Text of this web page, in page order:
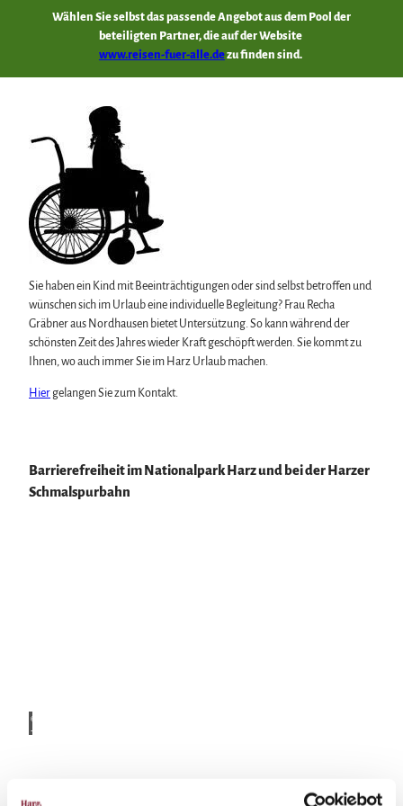
Wählen Sie selbst das passende Angebot aus dem Pool der
beteiligten Partner, die auf der Website
www.reisen-fuer-alle.dezu finden sind.
Sie haben ein Kind mit Beeinträchtigungen oder sind selbst betroffen und
wünschen sich im Urlaub eine individuelle Begleitung? Frau Recha
Gräbner aus Nordhausen bietet Untersützung. So kann während der
schönsten Zeit des Jahres wieder Kraft geschöpft werden. Sie kommt zu
Ihnen, wo auch immer Sie im Harz Urlaub machen.
Hier gelangen Sie zum Kontakt.
Barrierefreiheit im Nationalpark Harz und bei der Harzer
Schmalspurbahn
© HT
Gloge